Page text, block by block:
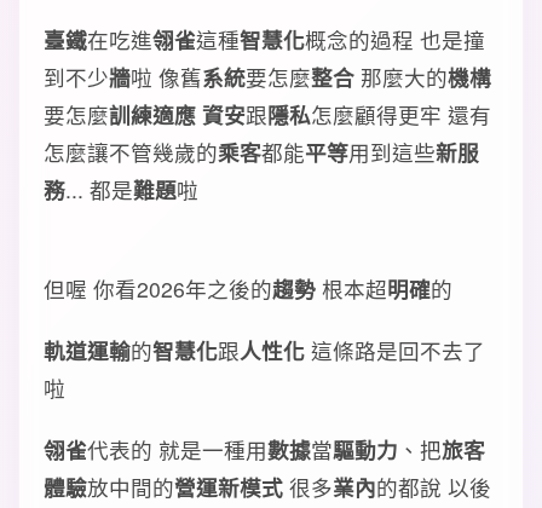
臺鐵在吃進翎雀這種智慧化概念的過程 也是撞
到不少牆啦 像舊系統要怎麼整合 那麼大的機構
要怎麼訓練適應 資安跟隱私怎麼顧得更牢 還有
怎麼讓不管幾歲的乘客都能平等用到這些新服
務... 都是難題啦
但喔 你看2026年之後的趨勢 根本超明確的
軌道運輸的智慧化跟人性化 這條路是回不去了
啦
翎雀代表的 就是一種用數據當驅動力 、把旅客
體驗放中間的營運新模式 很多業內的都說 以後